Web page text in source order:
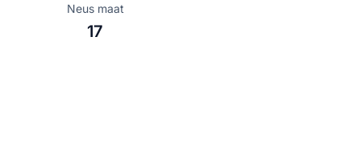
Neus maat
17